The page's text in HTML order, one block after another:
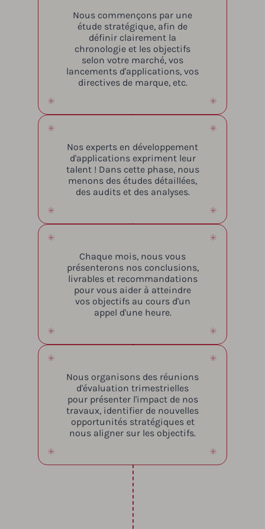
Nous commençons par une
étude stratégique, afin de
définir clairement la
chronologie et les objectifs
selon votre marché, vos
lancements d'applications, vos
directives de marque, etc.
Nos experts en développement
d'applications expriment leur
talent ! Dans cette phase, nous
menons des études détaillées,
des audits et des analyses.
Chaque mois, nous vous
présenterons nos conclusions,
livrables et recommandations
pour vous aider à atteindre
vos objectifs au cours d'un
appel d'une heure.
Nous organisons des réunions
d'évaluation trimestrielles
pour présenter l'impact de nos
travaux, identifier de nouvelles
opportunités stratégiques et
nous aligner sur les objectifs.